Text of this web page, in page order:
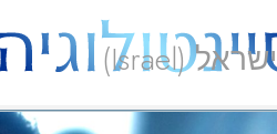
ישראל (Israel)
מהי